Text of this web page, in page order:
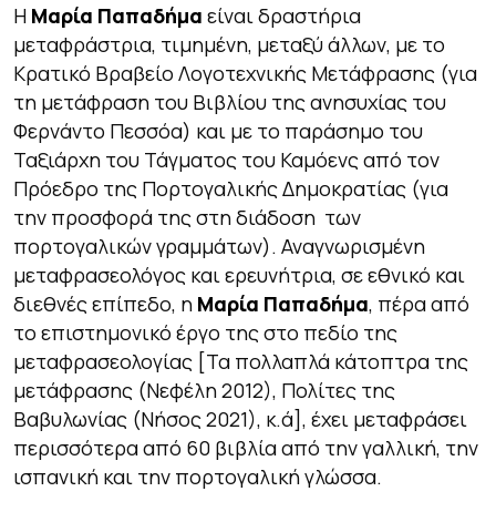
Η Μαρία Παπαδήμα είναι δραστήρια
μεταφράστρια, τιμημένη, μεταξύ άλλων, με το
Κρατικό Βραβείο Λογοτεχνικής Μετάφρασης (για
τη μετάφραση του Βιβλίου της ανησυχίας του
Φερνάντο Πεσσόα) και με το παράσημο του
Ταξιάρχη του Τάγματος του Καμόενς από τον
Πρόεδρο της Πορτογαλικής Δημοκρατίας (για
την προσφορά της στη διάδοση των
πορτογαλικών γραμμάτων). Αναγνωρισμένη
μεταφρασεολόγος και ερευνήτρια, σε εθνικό και
διεθνές επίπεδο, η Μαρία Παπαδήμα, πέρα από
το επιστημονικό έργο της στο πεδίο της
μεταφρασεολογίας [Τα πολλαπλά κάτοπτρα της
μετάφρασης (Νεφέλη 2012), Πολίτες της
Βαβυλωνίας (Νήσος 2021), κ.ά], έχει μεταφράσει
περισσότερα από 60 βιβλία από την γαλλική, την
ισπανική και την πορτογαλική γλώσσα.